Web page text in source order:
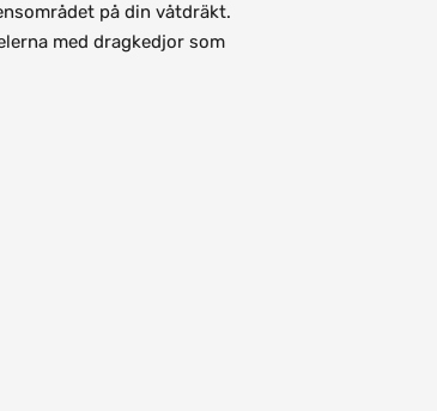
på din våtdräkt.
med dragkedjor som